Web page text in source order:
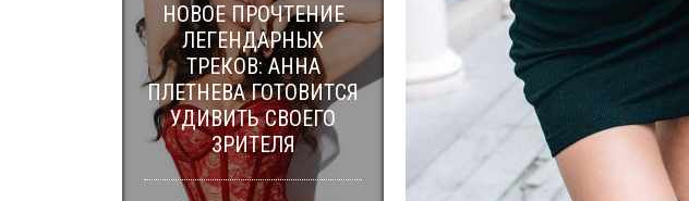
НОВОЕ ПРОЧТЕНИЕ
ЛЕГЕНДАРНЫХ
ТРЕКОВ: АННА
ПЛЕТНЕВА ГОТОВИТСЯ
УДИВИТЬ СВОЕГО
ЗРИТЕЛЯ